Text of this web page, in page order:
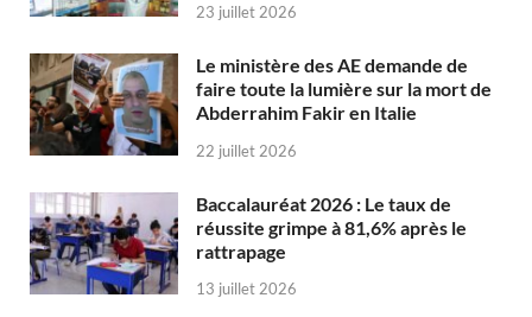
23 juillet 2026
Le ministère des AE demande de
faire toute la lumière sur la mort de
Abderrahim Fakir en Italie
22 juillet 2026
Baccalauréat 2026 : Le taux de
réussite grimpe à 81,6% après le
rattrapage
13 juillet 2026